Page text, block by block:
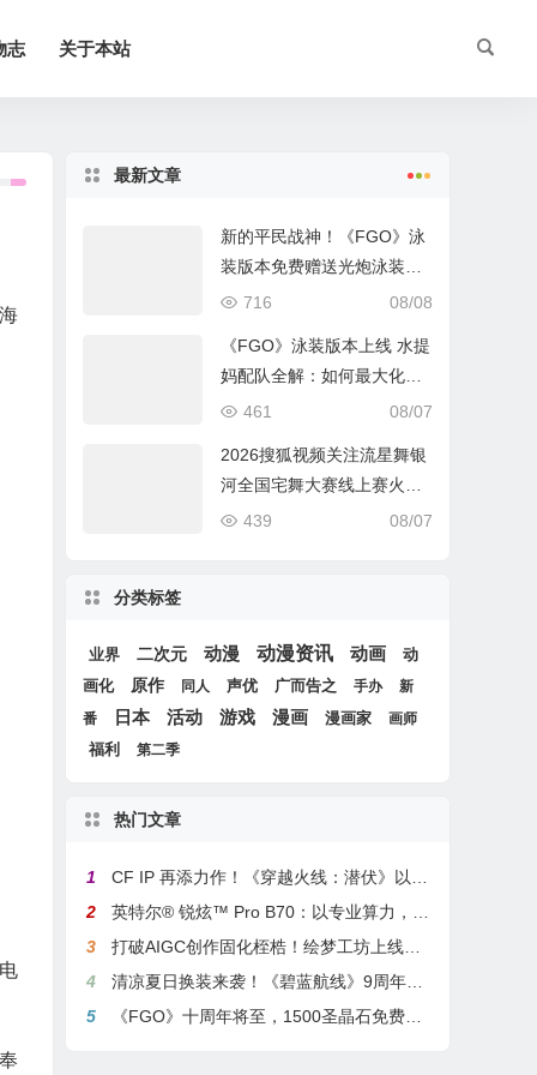
志 关于本站
最新文章
新的平民战神！《FGO》泳
装版本免费赠送光炮泳装呼
延灼解析
08/08
716
《FGO》泳装版本上线 水提
妈配队全解：如何最大化暴
击收益？
08/07
461
2026搜狐视频关注流星舞银
河全国宅舞大赛线上赛火热
进行中
08/07
439
分类标签
业界 二次元 动漫 动漫资讯 动画
动
画化
原作 同人 声优 广而告之 手办
新
番
日本 活动 游戏 漫画 漫画家 画师
福利 第二季
热门文章
1
CF IP 再添力作！《穿越火线：潜伏》以3A叙事重塑战术潜行玩法
2
英特尔® 锐炫™ Pro B70：以专业算力，解锁本地化AI部署与生产力新基准
3
打破AIGC创作固化桎梏！绘梦工坊上线绘梦画布dreamo赋能全场景自由创作
4
清凉夏日换装来袭！《碧蓝航线》9周年庆典活动第二弹今日正式上线
5
《FGO》十周年将至，1500圣晶石免费福利，新老玩家均可解锁